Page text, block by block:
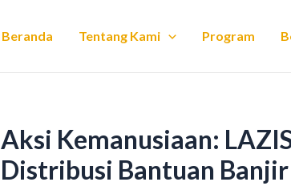
Beranda Tentang Kami Program
Aksi Kemanusiaan:
Distribusi Bantuan
navigation